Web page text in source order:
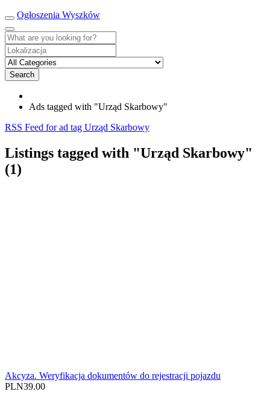
Ogłoszenia Wyszków
Search
Ads tagged with "Urząd Skarbowy"
RSS Feed for ad tag Urząd Skarbowy
Listings tagged with "Urząd Skarbowy"
(1)
Akcyza. Weryfikacja dokumentów do rejestracji pojazdu
PLN39.00